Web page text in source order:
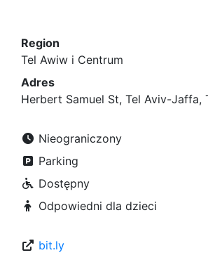
Region
Tel Awiw i Centrum
Adres
Herbert Samuel St, Tel Aviv-Jaffa,
Nieograniczony
Parking
Dostępny
Odpowiedni dla dzieci
bit.ly